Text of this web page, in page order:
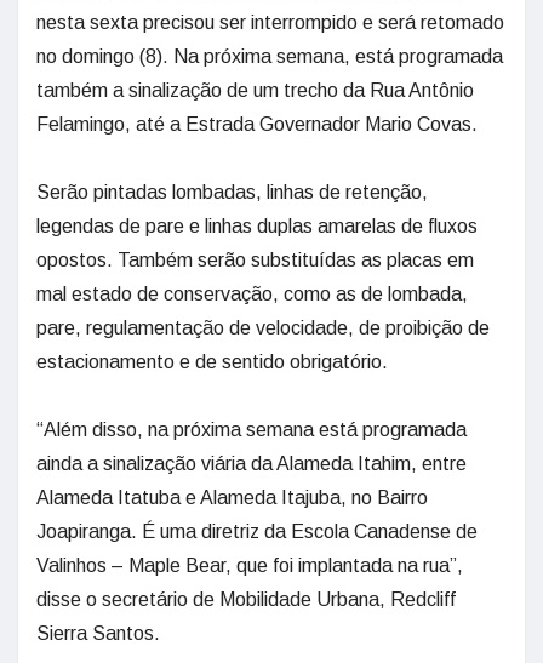
nesta sexta precisou ser interrompido e será retomado
no domingo (8). Na próxima semana, está programada
também a sinalização de um trecho da Rua Antônio
Felamingo, até a Estrada Governador Mario Covas.
Serão pintadas lombadas, linhas de retenção,
legendas de pare e linhas duplas amarelas de fluxos
opostos. Também serão substituídas as placas em
mal estado de conservação, como as de lombada,
pare, regulamentação de velocidade, de proibição de
estacionamento e de sentido obrigatório.
“Além disso, na próxima semana está programada
ainda a sinalização viária da Alameda Itahim, entre
Alameda Itatuba e Alameda Itajuba, no Bairro
Joapiranga. É uma diretriz da Escola Canadense de
Valinhos – Maple Bear, que foi implantada na rua”,
disse o secretário de Mobilidade Urbana, Redcliff
Sierra Santos.